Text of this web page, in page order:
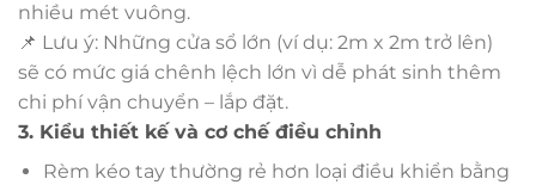
nhiều mét vuông.
📌 Lưu ý: Những cửa sổ lớn (ví dụ: 2m x 2m trở lên)
sẽ có mức giá chênh lệch lớn vì dễ phát sinh thêm
chi phí vận chuyển – lắp đặt.
3. Kiểu thiết kế và cơ chế điều chỉnh
Rèm kéo tay thường rẻ hơn loại điều khiển bằng